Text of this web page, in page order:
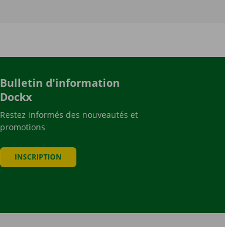
Bulletin d'information
Dockx
Restez informés des nouveautés et
promotions
INSCRIPTION